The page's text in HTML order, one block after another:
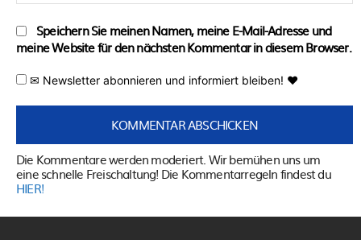
Speichern Sie meinen Namen, meine E-Mail-Adresse und
meine Website für den nächsten Kommentar in diesem Browser.
✉ Newsletter abonnieren und informiert bleiben! ♥
Die Kommentare werden moderiert. Wir bemühen uns um
eine schnelle Freischaltung! Die Kommentarregeln findest du
HIER!